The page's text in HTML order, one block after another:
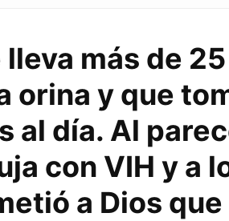
más de
orina y que
al día. Al
con VIH y a
a Dios que